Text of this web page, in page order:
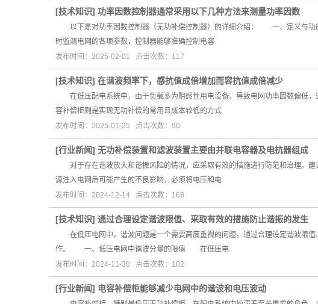
[技术知识] 功率因数控制器通常采用以下几种方法来测量功率因数
以下是对功率因数控制器（无功补偿控制器）的详细介绍： 一、定义与功
时监测电网的各项参数，控制器能够准确控制电容
发布时间：2025-02-01 点击次数：117
[技术知识] 在谐波频率下，感抗值成倍增加而容抗值成倍减少
在低压配电系统中，由于负载多为阻感性用电设备，导致电网功率因数偏低
容补偿柜则是实现无功补偿的常用且成本较低的方式
发布时间：2025-01-25 点击次数：90
[行业新闻] 无功补偿装置和滤波装置主要由并联电容器及电抗器组成
对于存在谐波放大和谐振风险的情况，应采取有效的措施进行防范和治理
源注入电网后可能产生的不良影响，必须将电压和电
发布时间：2024-12-14 点击次数：168
[技术知识] 通过合理设定谐波限值、采取有效的措施防止谐振的发生
在低压电网中，谐波问题是一个需要高度重视的问题。通过合理设定谐波限值
作。 一、低压电网中谐波分量的限值 在低压电
发布时间：2024-11-30 点击次数：102
[行业新闻] 电容补偿柜能够减少电网中的谐波和电压波动